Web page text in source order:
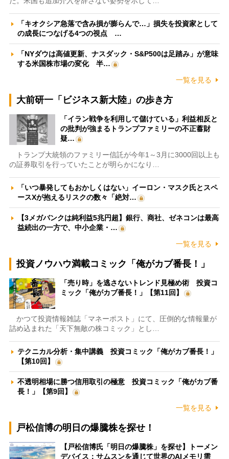
「キオクシア急落で含み損が膨らんで…」損失を投資家として
の成長につなげる4つの視点 …
「NYダウは高値更新、ナスダック・S&P500は足踏み」が意味
する米国株市場の変化 半…
一覧を見る
大前研一「ビジネス新大陸」の歩き方
「イラン戦争を利用して儲けている」利益相反と
の批判が強まるトランプファミリーの不正蓄財
疑…
トランプ大統領のファミリー信託が今年1～3月に3000回以上も
の証券取引を行っていたことが明らかになり…
「いつ暴発してもおかしくはない」イーロン・マスク氏とスペ
ースXが抱えるリスクの数々「絶対…
【3メガバンクは純利益5兆円超】銀行、商社、ゼネコンは最高
益続出の一方で、中小企業・…
一覧を見る
投資ノウハウ満載コミック「俺がカブ番長！」
「売り時」を逃さないトレンド見極め術 投資コ
ミック「俺がカブ番長！」【第11回】
かつて投資情報雑誌「マネーポスト」にて、圧倒的な情報量が
詰め込まれた「天下無敵の株コミック」とし…
テクニカル分析・集中講義 投資コミック「俺がカブ番長！」
【第10回】
不透明相場に勝つ信用取引の極意 投資コミック「俺がカブ番
長！」【第9回】
一覧を見る
戸松信博の明日の爆騰株を探せ！
【戸松信博氏「明日の爆騰株」を探せ】トーメン
デバイス：サムスンを通じて世界のAIメモリ需